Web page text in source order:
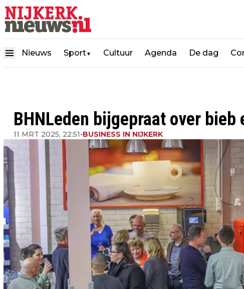
Nieuws Sport▼ Cultuur Agenda De dag
BHNLeden bijgepraat over bieb
11 MRT 2025, 22:51•BUSINESS IN NIJKERK